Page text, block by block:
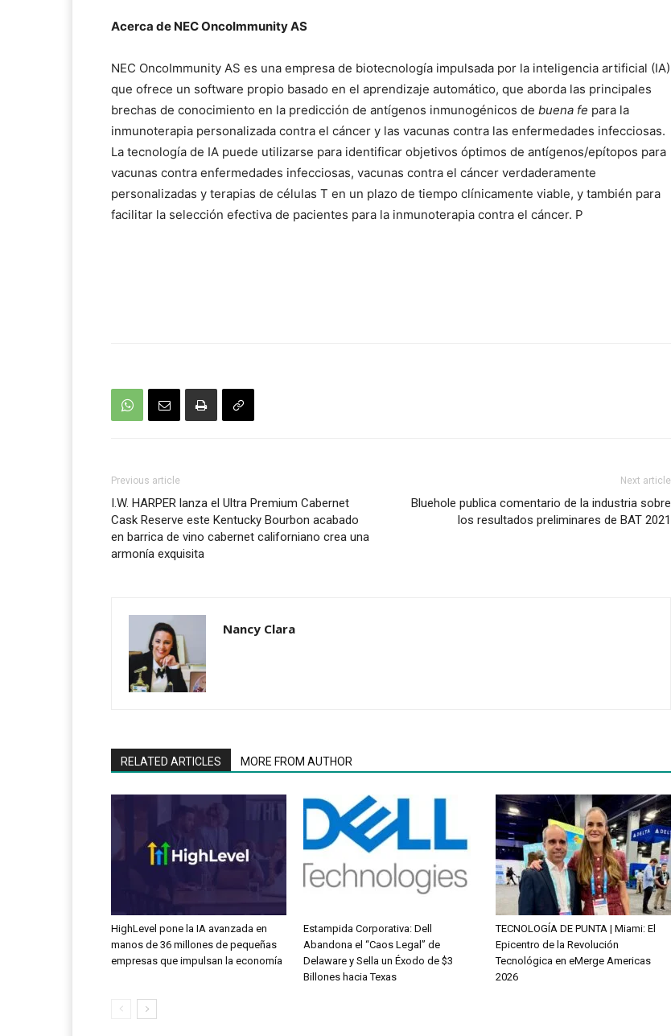
Acerca de NEC OncoImmunity AS
NEC OncoImmunity AS es una empresa de biotecnología impulsada por la inteligencia artificial (IA)
que ofrece un software propio basado en el aprendizaje automático, que aborda las principales
brechas de conocimiento en la predicción de antígenos inmunogénicos de buena fe para la
inmunoterapia personalizada contra el cáncer y las vacunas contra las enfermedades infecciosas.
La tecnología de IA puede utilizarse para identificar objetivos óptimos de antígenos/epítopos para
vacunas contra enfermedades infecciosas, vacunas contra el cáncer verdaderamente
personalizadas y terapias de células T en un plazo de tiempo clínicamente viable, y también para
facilitar la selección efectiva de pacientes para la inmunoterapia contra el cáncer. P
Previous article
I.W. HARPER lanza el Ultra Premium Cabernet
Cask Reserve este Kentucky Bourbon acabado
en barrica de vino cabernet californiano crea una
armonía exquisita
Next article
Bluehole publica comentario de la industria sobre
los resultados preliminares de BAT 2021
Nancy Clara
RELATED ARTICLES MORE FROM AUTHOR
HighLevel pone la IA avanzada en
manos de 36 millones de pequeñas
empresas que impulsan la economía
Estampida Corporativa: Dell
Abandona el “Caos Legal” de
Delaware y Sella un Éxodo de $3
Billones hacia Texas
TECNOLOGÍA DE PUNTA | Miami: El
Epicentro de la Revolución
Tecnológica en eMerge Americas
2026